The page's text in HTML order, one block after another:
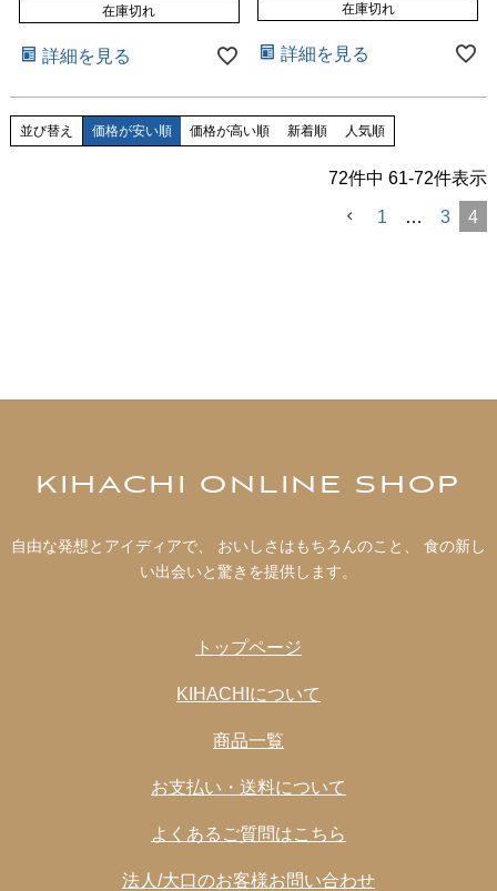
在庫切れ
詳細を見る
在庫切れ
詳細を見る
並び替え 価格が安い順 価格が高い順 新着順 人気順
72件中 61-72件表示
1
… 3 4
KIHACHI ONLINE SHOP
自由な発想とアイディアで、 おいしさはもちろんのこと、 食の新し
い出会いと驚きを提供します。
トップページ
KIHACHIについて
商品一覧
お支払い・送料について
よくあるご質問はこちら
法人/大口のお客様お問い合わせ